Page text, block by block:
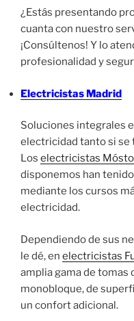
¿Estás presentando
cuanta con nuestro
¡Consúltenos! Y lo
profesionalidad y
Electricistas Madrid
Soluciones integrales
electricidad tanto si se
Los electricistas
disponemos han
mediante los cursos
electricidad.
Dependiendo de sus
le dé, en electricistas
amplia gama de tomas
monobloque, de
un confort adicional.